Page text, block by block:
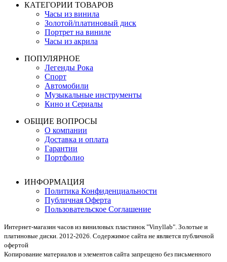
КАТЕГОРИИ ТОВАРОВ
Часы из винила
Золотой/платиновый диск
Портрет на виниле
Часы из акрила
ПОПУЛЯРНОЕ
Легенды Рока
Спорт
Автомобили
Музыкальные инструменты
Кино и Сериалы
ОБЩИЕ ВОПРОСЫ
О компании
Доставка и оплата
Гарантии
Портфолио
ИНФОРМАЦИЯ
Политика Конфиденциальности
Публичная Оферта
Пользовательское Соглашение
Интернет-магазин часов из виниловых пластинок "Vinyllab". Золотые и
платиновые диски. 2012-2026. Содержимое сайта не является публичной
офертой
Копирование материалов и элементов сайта запрещено без письменного